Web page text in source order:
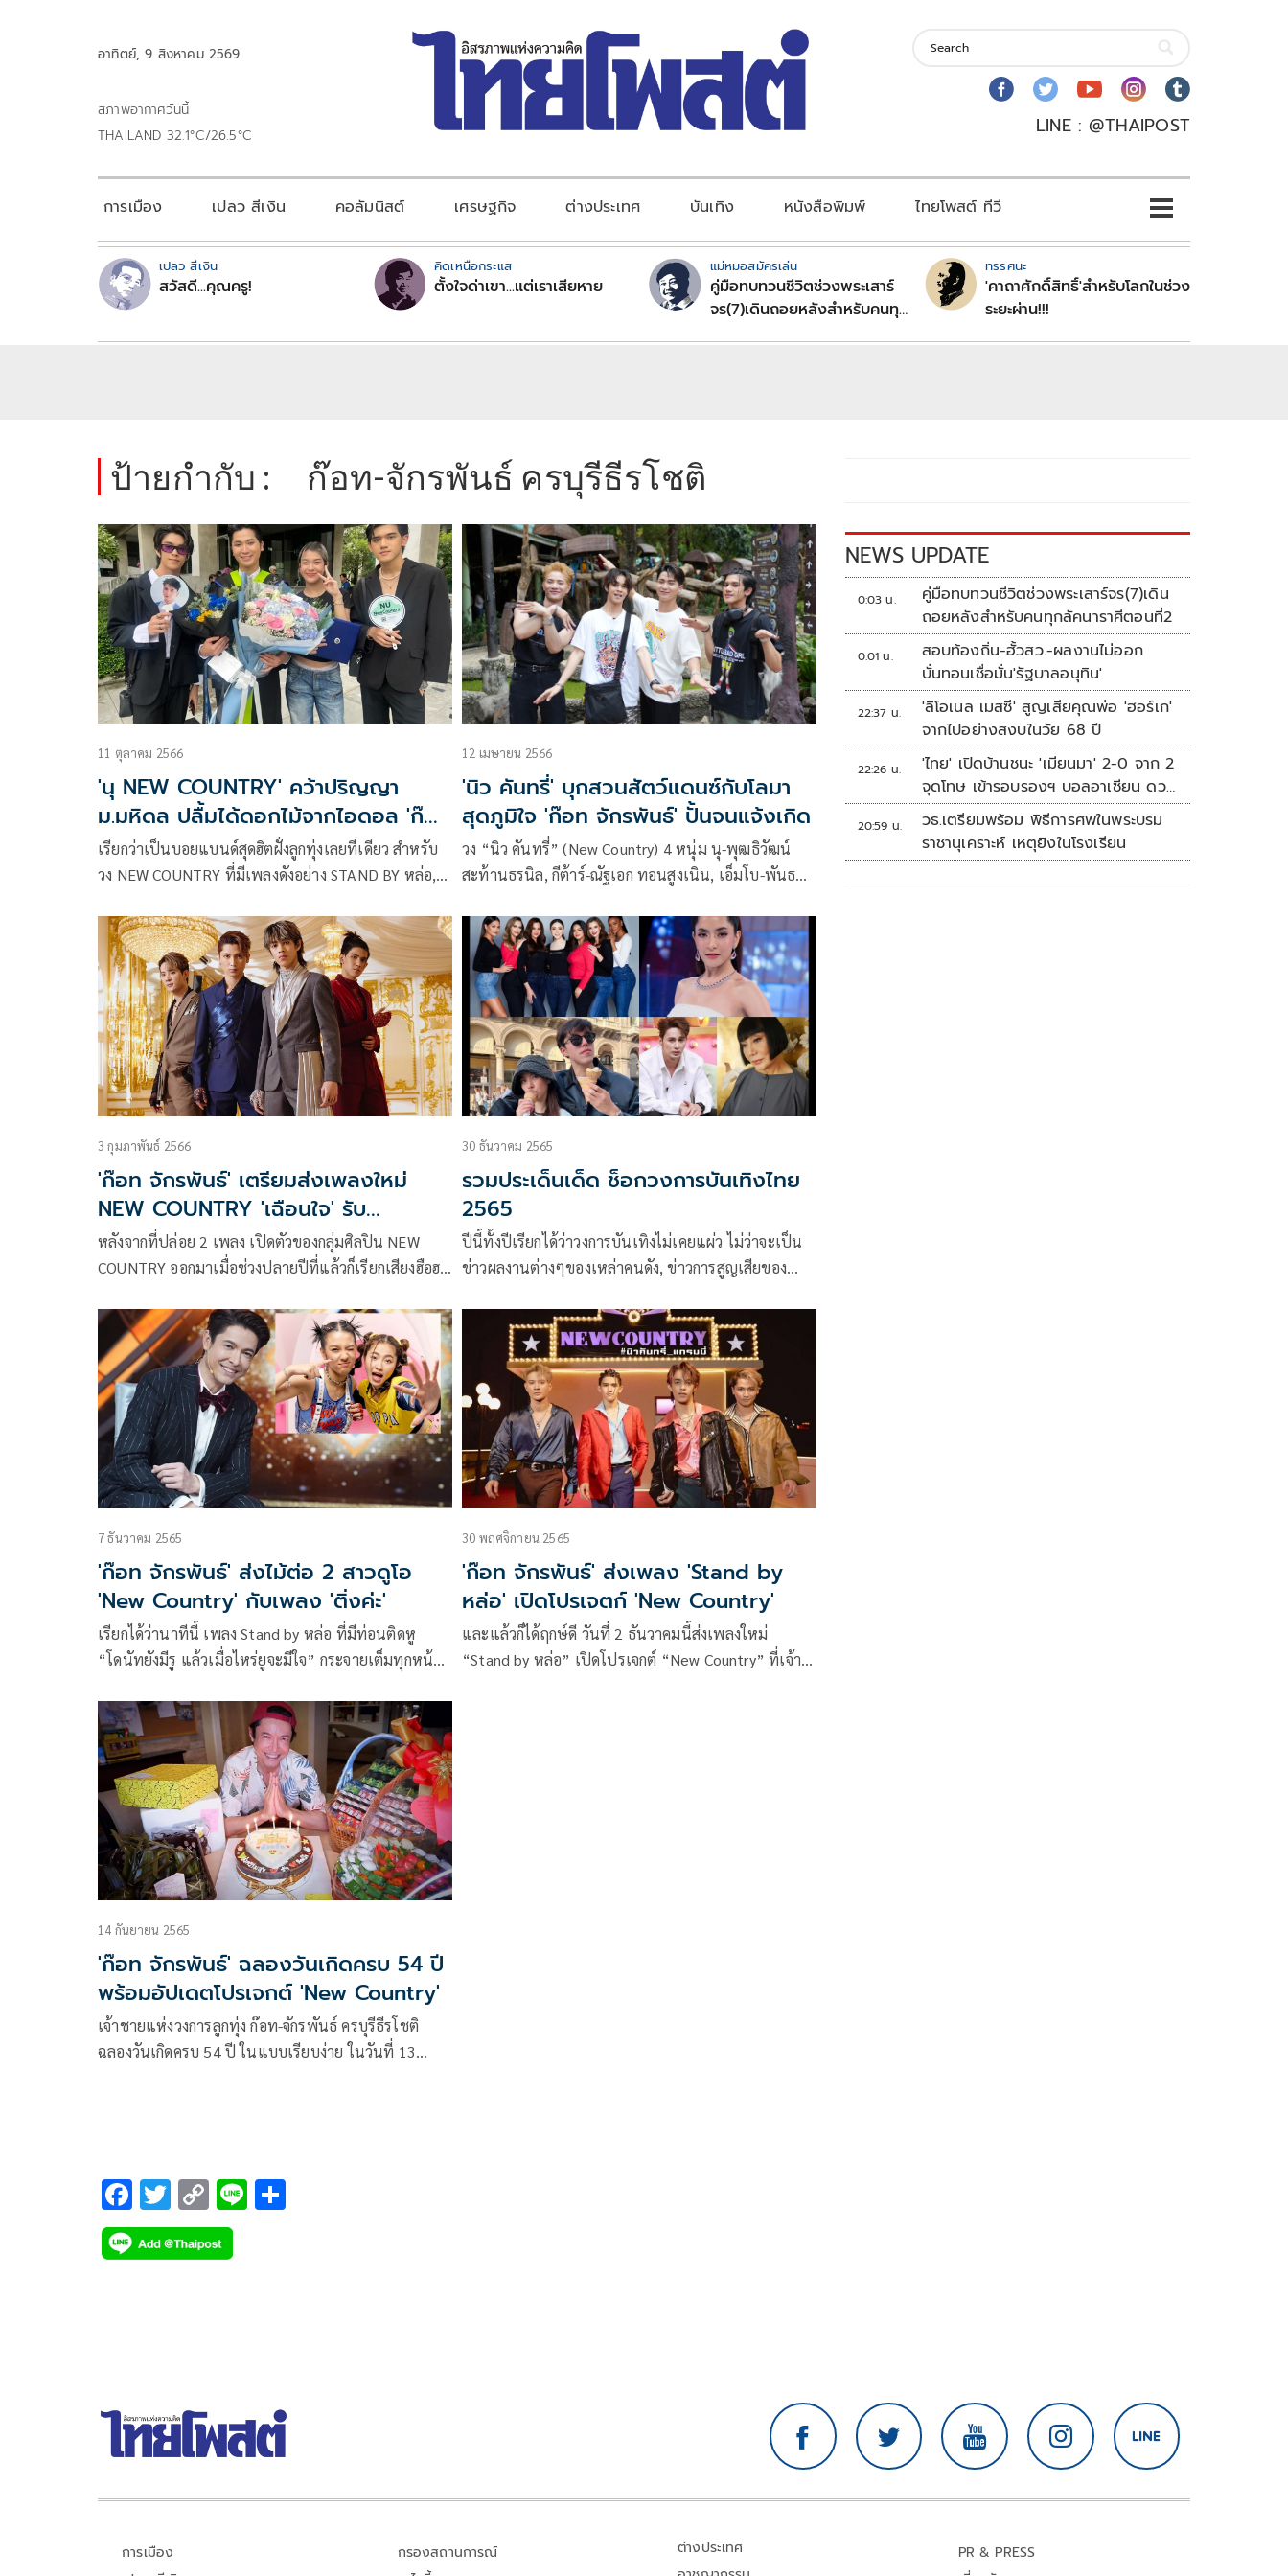
อาทิตย์, 9 สิงหาคม 2569
สภาพอากาศวันนี้
THAILAND 32.1°C/26.5°C
LINE : @THAIPOST
การเมือง เปลว สีเงิน คอลัมนิสต์ เศรษฐกิจ ต่างประเทศ บันเทิง หนังสือพิมพ์ ไทยโพสต์ ทีวี
เปลว สีเงิน
สวัสดี...คุณครู!
คิดเหนือกระแส
ตั้งใจด่าเขา...แต่เราเสียหาย
แม่หมอสมัครเล่น
คู่มือทบทวนชีวิตช่วงพระเสาร์
จร(7)เดินถอยหลังสำหรับคนทุก
ทรรศนะ
'คาถาศักดิ์สิทธิ์'สำหรับโลกในช่วง
ระยะผ่าน!!!
ป้ายกำกับ : ก๊อท-จักรพันธ์ ครบุรีธีรโชติ
11 ตุลาคม 2566
'นุ NEW COUNTRY' คว้าปริญญา
ม.มหิดล ปลื้มได้ดอกไม้จากไอดอล 'ก๊อท
จักรพันธ์'
เรียกว่าเป็นบอยแบนด์สุดฮิตฝั่งลูกทุ่งเลยทีเดียว สำหรับ
วง NEW COUNTRY ที่มีเพลงดังอย่าง STAND BY หล่อ,
หนุ่ม นำโดย นุ, ติณติณ, เอ็มโบ และ กีต้าร์ ล่าสุด 1 ใน
สมาชิกวง NEW COUNTRY ได้แก่ นุ-พุฒธิวัฒน์ หนุ่ม
สุพรรณ ก็เข้ารับพระราชทานปริญญาบัตร
ดุริยางคศาสตร์บัณฑิต เอกขับร้องสากล มหาวิทยาลัย
มหิดล
12 เมษายน 2566
'นิว คันทรี่' บุกสวนสัตว์แดนซ์กับโลมา
สุดภูมิใจ 'ก๊อท จักรพันธ์' ปั้นจนแจ้งเกิด
วง “นิว คันทรี่” (New Country) 4 หนุ่ม นุ-พุฒธิวัฒน์
สะท้านธรนิล, กีต้าร์-ณัฐเอก ทอนสูงเนิน, เอ็มโบ-พันธ
ผลงานออกมาฮิตติดชาร์ต ในเพลง Stand by หล่อ สร้าง
ปรากฎการณ์บอยแบนด์ลูกทุ่งไวรัลทุกแพลตฟอร์ม
3 กุมภาพันธ์ 2566
'ก๊อท จักรพันธ์' เตรียมส่งเพลงใหม่
NEW COUNTRY 'เฉือนใจ' รับ
วาเลนไทน์
หลังจากที่ปล่อย 2 เพลง เปิดตัวของกลุ่มศิลปิน NEW
COUNTRY ออกมาเมื่อช่วงปลายปีที่แล้วก็เรียกเสียงฮือฮา
TikTok ต่างก็เต้นท่า “โดนัทยังมีรู” กันเป็น 100,000
คลิปเลยทีเดียว
30 ธันวาคม 2565
รวมประเด็นเด็ด ช็อกวงการบันเทิงไทย
2565
ปีนี้ทั้งปีเรียกได้ว่าวงการบันเทิงไม่เคยแผ่ว ไม่ว่าจะเป็น
ข่าวผลงานต่างๆของเหล่าคนดัง, ข่าวการสูญเสียของ
ฟ้องร้องและคดีความต่างๆ ก็ล้วนแล้วแต่มีมาไม่ขาดสาย
วันนี้เราจะมาย้อนข่าวเด็ดตั้งแต่ต้นปีจนถึงปลายปีว่ามี
ข่าวไหนที่ทำเอาวงการบันเทิงสั่นสะเทือนกันบ้าง
7 ธันวาคม 2565
'ก๊อท จักรพันธ์' ส่งไม้ต่อ 2 สาวดูโอ
'New Country' กับเพลง 'ติ่งค่ะ'
เรียกได้ว่านาทีนี้ เพลง Stand by หล่อ ที่มีท่อนติดหู
“โดนัทยังมีรู แล้วเมื่อไหร่ยูจะมีใจ” กระจายเต็มทุกหน้า
จักรพันธ์” เจ้าชายลูกทุ่งที่ทำหน้า Producer โปรเจกต์
New Country ก็เตรียมส่งดูโอ 2 สาว สมาชิก New
Country ลงสู่สนาม กับเพลง “ติ่งค่ะ” ที่ก๊อททั้งแต่งเนื้อ
ร้อง ทำนอง การเลือกทีมออกแบบท่าเต้น รวมทั้งการถ่าย
ทำมิวสิควิดีโอ เรียกได้ว่าก๊อทลงมือทำเองทุกอย่าง
30 พฤศจิกายน 2565
'ก๊อท จักรพันธ์' ส่งเพลง 'Stand by
หล่อ' เปิดโปรเจตก์ 'New Country'
และแล้วก็ได้ฤกษ์ดี วันที่ 2 ธันวาคมนี้ส่งเพลงใหม่
“Stand by หล่อ” เปิดโปรเจกต์ “New Country” ที่เจ้า
14 กันยายน 2565
'ก๊อท จักรพันธ์' ฉลองวันเกิดครบ 54 ปี
พร้อมอัปเดตโปรเจกต์ 'New Country'
เจ้าชายแห่งวงการลูกทุ่ง ก๊อท-จักรพันธ์ ครบุรีธีรโชติ
ฉลองวันเกิดครบ 54 ปี ในแบบเรียบง่าย ในวันที่ 13
F
ac
e
T
wi
tt
C
o
p
Li
NEWS UPDATE
0:03 น.
คู่มือทบทวนชีวิตช่วงพระเสาร์จร(7)เดิน
ถอยหลังสำหรับคนทุกลัคนาราศีตอนที่2
0:01 น.
สอบท้องถิ่น-ฮั้วสว.-ผลงานไม่ออก
บั่นทอนเชื่อมั่น'รัฐบาลอนุทิน'
22:37 น.
'ลิโอเนล เมสซี' สูญเสียคุณพ่อ 'ฮอร์เก'
จากไปอย่างสงบในวัย 68 ปี
22:26 น.
'ไทย' เปิดบ้านชนะ 'เมียนมา' 2-0 จาก 2
จุดโทษ เข้ารอบรองฯ บอลอาเซียน ดวล
'สิงคโปร์'
20:59 น.
วธ.เตรียมพร้อม พิธีการศพในพระบรม
ราชานุเคราะห์ เหตุยิงในโรงเรียน
การเมือง
กรองสถานการณ์
ต่างประเทศ
PR & PRESS